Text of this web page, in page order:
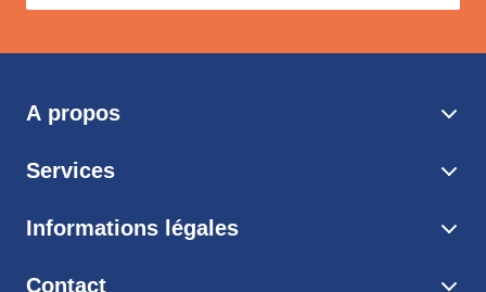
A propos
Services
Informations légales
Contact